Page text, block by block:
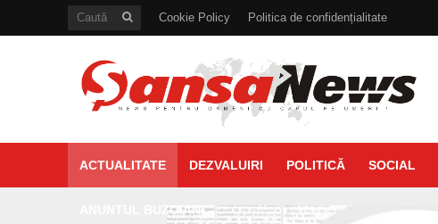
Cookie Policy Politica de confidențialitate
ACTUALITATE DEZVALUIRI POLITICĂ SOCIAL
ANUNTUL BUZOIAN